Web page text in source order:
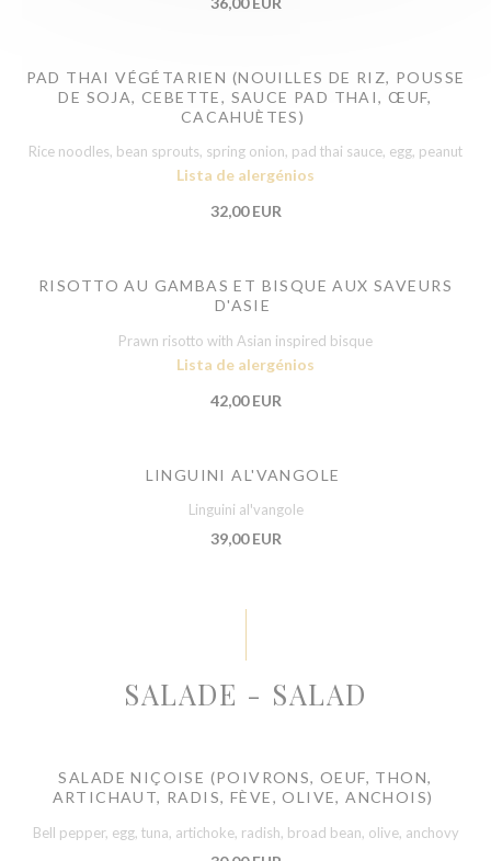
PAD THAI VÉGÉTARIEN (NOUILLES DE RIZ, POUSSE
DE SOJA, CEBETTE, SAUCE PAD THAI, ŒUF,
CACAHUÈTES)
Rice noodles, bean sprouts, spring onion, pad thai sauce, egg, peanut
Lista de alergénios
32,00 EUR
RISOTTO AU GAMBAS ET BISQUE AUX SAVEURS
D'ASIE
Prawn risotto with Asian inspired bisque
Lista de alergénios
42,00 EUR
LINGUINI AL'VANGOLE
Linguini al'vangole
39,00 EUR
SALADE - SALAD
SALADE NIÇOISE (POIVRONS, OEUF, THON,
ARTICHAUT, RADIS, FÈVE, OLIVE, ANCHOIS)
Bell pepper, egg, tuna, artichoke, radish, broad bean, olive, anchovy